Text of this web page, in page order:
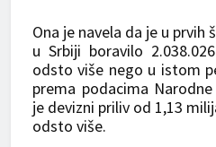
Ona je navela da je u
u Srbiji boravilo
odsto više nego u istom
prema podacima
je devizni priliv od 1,13
odsto više.